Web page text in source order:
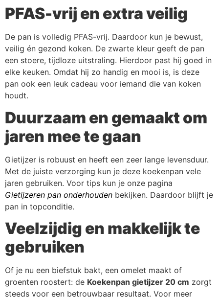
PFAS-vrij en extra veilig
De pan is volledig PFAS-vrij. Daardoor kun je bewust,
veilig én gezond koken. De zwarte kleur geeft de pan
een stoere, tijdloze uitstraling. Hierdoor past hij goed in
elke keuken. Omdat hij zo handig en mooi is, is deze
pan ook een leuk cadeau voor iemand die van koken
houdt.
Duurzaam en gemaakt om
jaren mee te gaan
Gietijzer is robuust en heeft een zeer lange levensduur.
Met de juiste verzorging kun je deze koekenpan vele
jaren gebruiken. Voor tips kun je onze pagina
Gietijzeren pan onderhouden bekijken. Daardoor blijft je
pan in topconditie.
Veelzijdig en makkelijk te
gebruiken
Of je nu een biefstuk bakt, een omelet maakt of
groenten roostert: de Koekenpan gietijzer 20 cm zorgt
steeds voor een betrouwbaar resultaat. Voor meer